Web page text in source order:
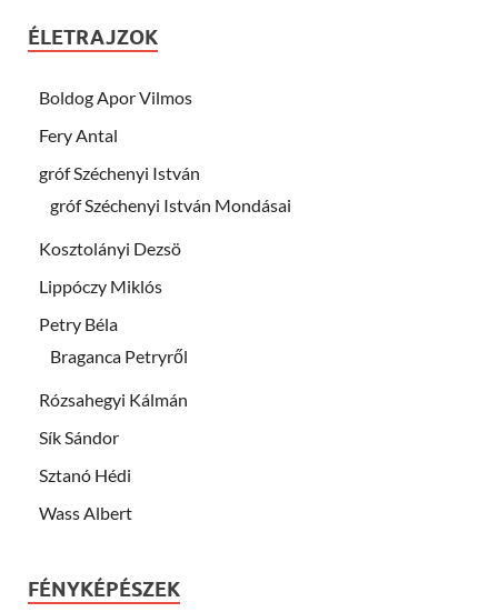
ÉLETRAJZOK
Boldog Apor Vilmos
Fery Antal
gróf Széchenyi István
gróf Széchenyi István Mondásai
Kosztolányi Dezsö
Lippóczy Miklós
Petry Béla
Braganca Petryről
Rózsahegyi Kálmán
Sík Sándor
Sztanó Hédi
Wass Albert
FÉNYKÉPÉSZEK